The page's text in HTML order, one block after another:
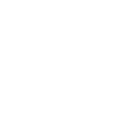
сайт
центр ИОХ РАН